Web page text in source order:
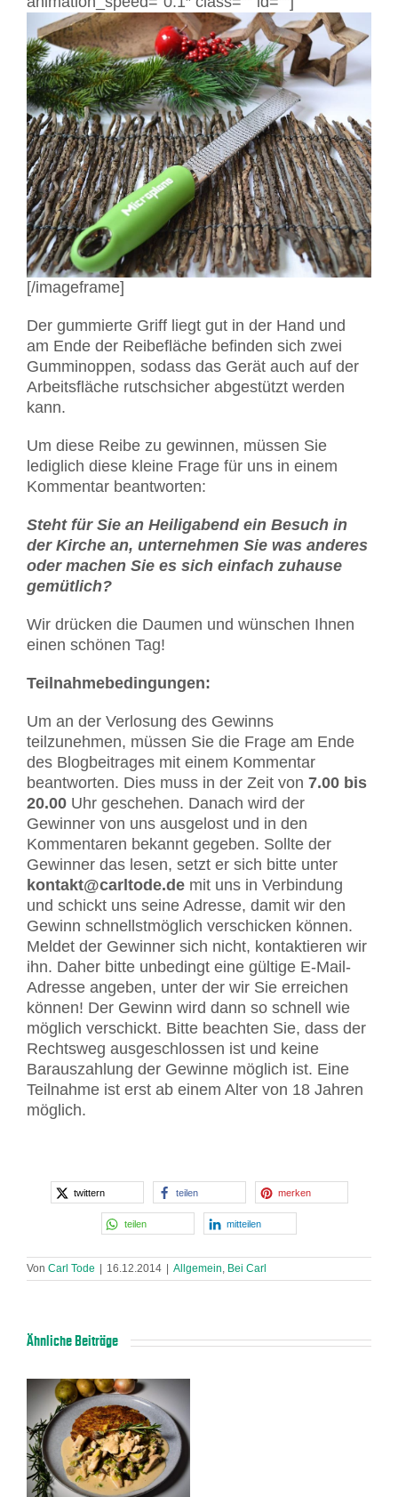
[/imageframe]
Der gummierte Griff liegt gut in der Hand und
am Ende der Reibefläche befinden sich zwei
Gumminoppen, sodass das Gerät auch auf der
Arbeitsfläche rutschsicher abgestützt werden
kann.
Um diese Reibe zu gewinnen, müssen Sie
lediglich diese kleine Frage für uns in einem
Kommentar beantworten:
Steht für Sie an Heiligabend ein Besuch in
der Kirche an, unternehmen Sie was anderes
oder machen Sie es sich einfach zuhause
gemütlich?
Wir drücken die Daumen und wünschen Ihnen
einen schönen Tag!
Teilnahmebedingungen:
Um an der Verlosung des Gewinns
teilzunehmen, müssen Sie die Frage am Ende
des Blogbeitrages mit einem Kommentar
beantworten. Dies muss in der Zeit von 7.00 bis
20.00 Uhr geschehen. Danach wird der
Gewinner von uns ausgelost und in den
Kommentaren bekannt gegeben. Sollte der
Gewinner das lesen, setzt er sich bitte unter
kontakt@carltode.de mit uns in Verbindung
und schickt uns seine Adresse, damit wir den
Gewinn schnellstmöglich verschicken können.
Meldet der Gewinner sich nicht, kontaktieren wir
ihn. Daher bitte unbedingt eine gültige E-Mail-
Adresse angeben, unter der wir Sie erreichen
können! Der Gewinn wird dann so schnell wie
möglich verschickt. Bitte beachten Sie, dass der
Rechtsweg ausgeschlossen ist und keine
Barauszahlung der Gewinne möglich ist. Eine
Teilnahme ist erst ab einem Alter von 18 Jahren
möglich.
twittern teilen merken
teilen mitteilen
Von Carl Tode 16.12.2014 Allgemein, Bei Carl
Ähnliche Beiträge